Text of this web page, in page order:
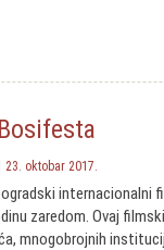
23. oktobar 2017.
internacionalni
zaredom. Ovaj
mnogobrojnih